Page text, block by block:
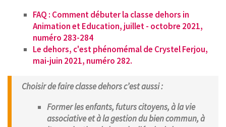
FAQ : Comment débuter la classe dehors in
Animation et Education, juillet - octobre 2021,
numéro 283-284
Le dehors, c'est phénomémal de Crystel Ferjou,
mai-juin 2021, numéro 282.
Choisir de faire classe dehors c’est aussi :
Former les enfants, futurs citoyens, à la vie
associative et à la gestion du bien commun, à